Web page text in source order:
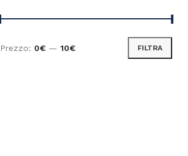
FILTRA
Prezzo: 0€ — 10€